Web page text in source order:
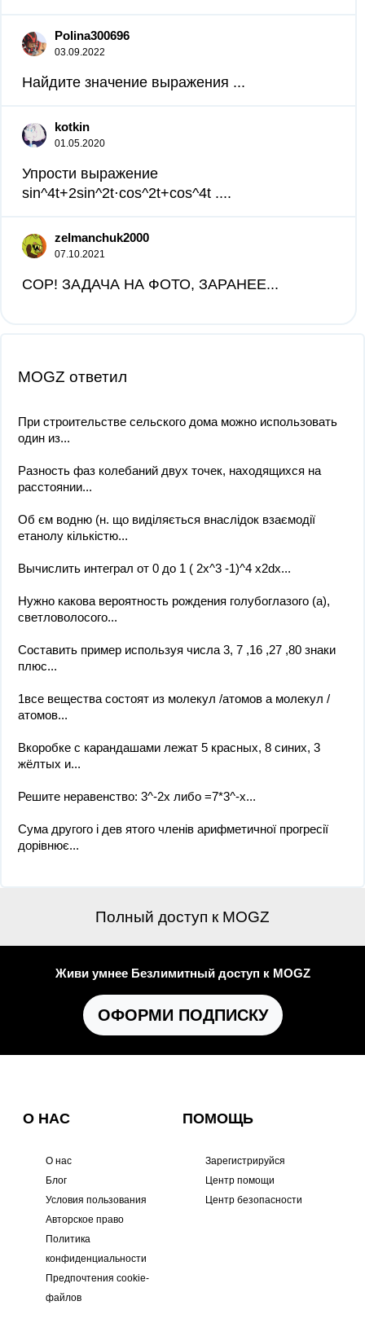
Polina300696
03.09.2022
Найдите значение выражения ​...
kotkin
01.05.2020
Упрости выражение
sin^4t+2sin^2t⋅cos^2t+cos^4t ....
zelmanchuk2000
07.10.2021
СОР! ЗАДАЧА НА ФОТО, ЗАРАНЕЕ...
MOGZ ответил
При строительстве сельского дома можно использовать
один из...
Разность фаз колебаний двух точек, находящихся на
расстоянии...
Об єм водню (н. що виділяється внаслідок взаємодії
етанолу кількістю...
Вычислить интеграл от 0 до 1 ( 2x^3 -1)^4 x2dx...
Нужно какова вероятность рождения голубоглазого (а),
светловолосого...
Составить пример используя числа 3, 7 ,16 ,27 ,80 знаки
плюс...
1все вещества состоят из молекул /атомов а молекул /
атомов...
Вкоробке с карандашами лежат 5 красных, 8 синих, 3
жёлтых и...
Решите неравенство: 3^-2x либо =7*3^-x...
Сума другого і дев ятого членів арифметичної прогресії
дорівнює...
Полный доступ к MOGZ
Живи умнее Безлимитный доступ к MOGZ
ОФОРМИ ПОДПИСКУ
О НАС
О нас
Блог
Условия пользования
Авторское право
Политика
конфиденциальности
Предпочтения cookie-
файлов
ПОМОЩЬ
Зарегистрируйся
Центр помощи
Центр безопасности